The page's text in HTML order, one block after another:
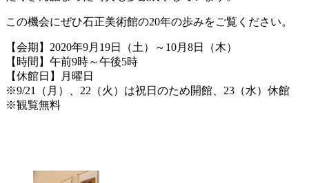
この機会にぜひ石正美術館の20年の歩みをご覧ください。
【会期】2020年9月19日（土）～10月8日（木）
【時間】午前9時～午後5時
【休館日】月曜日
※9/21（月）、22（火）は祝日のため開館、23（水）休館
※観覧無料